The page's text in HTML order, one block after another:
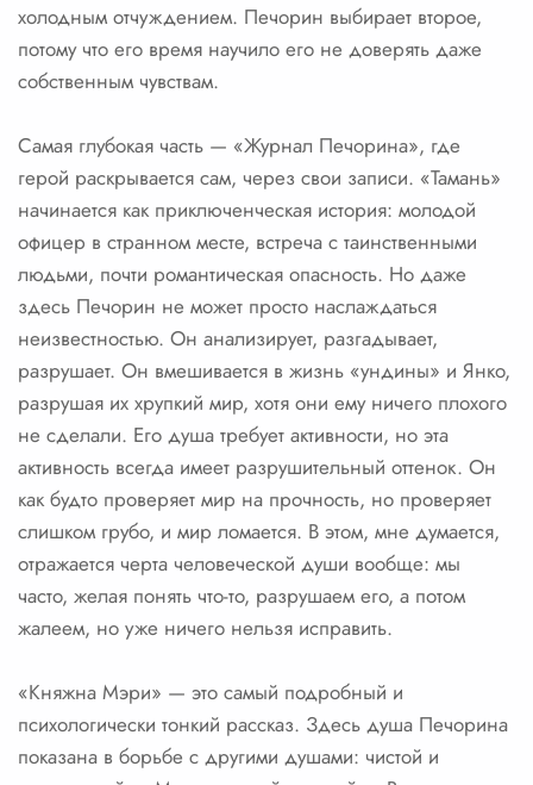
холодным отчуждением. Печорин выбирает второе,
потому что его время научило его не доверять даже
собственным чувствам.
Самая глубокая часть — «Журнал Печорина», где
герой раскрывается сам, через свои записи. «Тамань»
начинается как приключенческая история: молодой
офицер в странном месте, встреча с таинственными
людьми, почти романтическая опасность. Но даже
здесь Печорин не может просто наслаждаться
неизвестностью. Он анализирует, разгадывает,
разрушает. Он вмешивается в жизнь «ундины» и Янко,
разрушая их хрупкий мир, хотя они ему ничего плохого
не сделали. Его душа требует активности, но эта
активность всегда имеет разрушительный оттенок. Он
как будто проверяет мир на прочность, но проверяет
слишком грубо, и мир ломается. В этом, мне думается,
отражается черта человеческой души вообще: мы
часто, желая понять что-то, разрушаем его, а потом
жалеем, но уже ничего нельзя исправить.
«Княжна Мэри» — это самый подробный и
психологически тонкий рассказ. Здесь душа Печорина
показана в борьбе с другими душами: чистой и